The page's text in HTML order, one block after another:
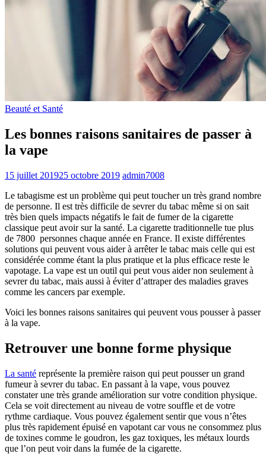
Beauté et Santé
Les bonnes raisons sanitaires de passer à
la vape
15 juillet 201925 octobre 2019 admin7008
Le tabagisme est un problème qui peut toucher un très grand nombre
de personne. Il est très difficile de sevrer du tabac même si on sait
très bien quels impacts négatifs le fait de fumer de la cigarette
classique peut avoir sur la santé. La cigarette traditionnelle tue plus
de 7800 personnes chaque année en France. Il existe différentes
solutions qui peuvent vous aider à arrêter le tabac mais celle qui est
considérée comme étant la plus pratique et la plus efficace reste le
vapotage. La vape est un outil qui peut vous aider non seulement à
sevrer du tabac, mais aussi à éviter d’attraper des maladies graves
comme les cancers par exemple.
Voici les bonnes raisons sanitaires qui peuvent vous pousser à passer
à la vape.
Retrouver une bonne forme physique
La santé représente la première raison qui peut pousser un grand
fumeur à sevrer du tabac. En passant à la vape, vous pouvez
constater une très grande amélioration sur votre condition physique.
Cela se voit directement au niveau de votre souffle et de votre
rythme cardiaque. Vous pouvez également sentir que vous n’êtes
plus très rapidement épuisé en vapotant car vous ne consommez plus
de toxines comme le goudron, les gaz toxiques, les métaux lourds
que l’on peut voir dans la fumée de la cigarette.